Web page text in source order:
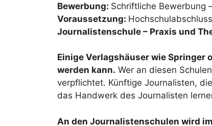
Bewerbung: Schriftliche Bewerbung
Voraussetzung:
Journalistenschule – Praxis und
Einige Verlagshäuser wie
werden kann. Wer an diesen
verpflichtet. Künftige Journalisten,
das Handwerk des Journalisten
An den Journalistenschulen wird